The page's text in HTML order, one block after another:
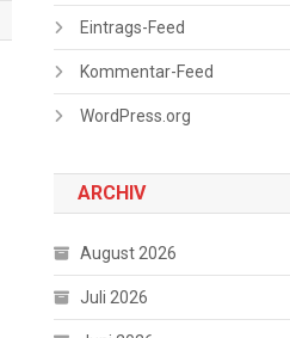
Eintrags-Feed
Kommentar-Feed
WordPress.org
ARCHIV
August 2026
Juli 2026